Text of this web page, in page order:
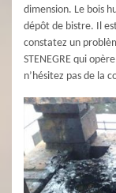
dimension. Le bois
dépôt de bistre. Il
constatez un
STENEGRE qui
n’hésitez pas de la